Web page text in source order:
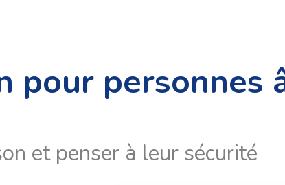
personnes
et penser à leur sécurité